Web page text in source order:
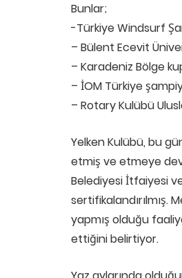
Bunlar;
-Türkiye Windsurf
– Bülent Ecevit
– Karadeniz Bölge
– İOM Türkiye
– Rotary Kulübü
Yelken Kulübü, bu
etmiş ve etmeye
Belediyesi İtfaiyesi
sertifikalandırılmış.
yapmış olduğu
ettiğini belirtiyor.